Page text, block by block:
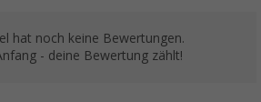
hat noch keine Bewertungen.
- deine Bewertung zählt!